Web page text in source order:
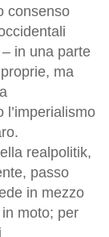
consenso
in una parte
ma
l’imperialismo
realpolitik,
passo
in mezzo
moto; per